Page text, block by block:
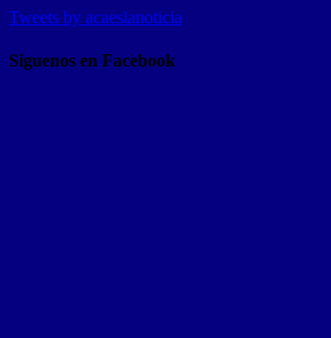
Tweets by acaeslanoticia
Siguenos en Facebook